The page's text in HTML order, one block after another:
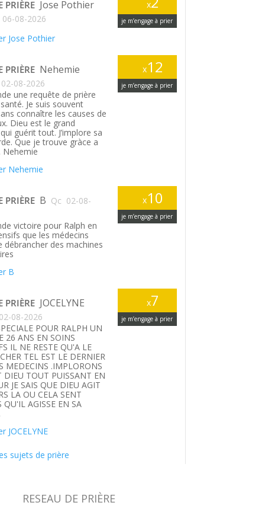
x
je m’engage à prier
PRIÈRE Jose Pothier
06-08-2026
Jose Pothier
x12
je m’engage à prier
PRIÈRE Nehemie
02-08-2026
une requête de prière
Je suis souvent
connaître les causes de
Dieu est le grand
guérit tout. J’implore sa
Que je trouve gràce a
Nehemie
Nehemie
x10
je m’engage à prier
PRIÈRE B Qc 02-08-
victoire pour Ralph en
que les médecins
débrancher des machines
B
x7
je m’engage à prier
PRIÈRE JOCELYNE
02-08-2026
POUR RALPH UN
26 ANS EN SOINS
IL NE RESTE QU'A LE
TEL EST LE DERNIER
MEDECINS .IMPLORONS
DIEU TOUT PUISSANT EN
JE SAIS QUE DIEU AGIT
LA OU CELA SENT
QU'IL AGISSE EN SA
JOCELYNE
sujets de prière
RESEAU DE PRIÈRE